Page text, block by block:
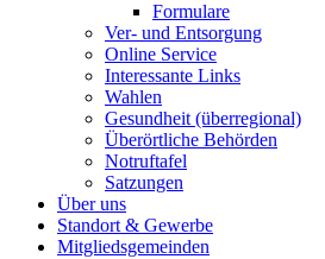
Formulare
Ver- und Entsorgung
Online Service
Interessante Links
Wahlen
Gesundheit (überregional)
Überörtliche Behörden
Notruftafel
Satzungen
Über uns
Standort & Gewerbe
Mitgliedsgemeinden